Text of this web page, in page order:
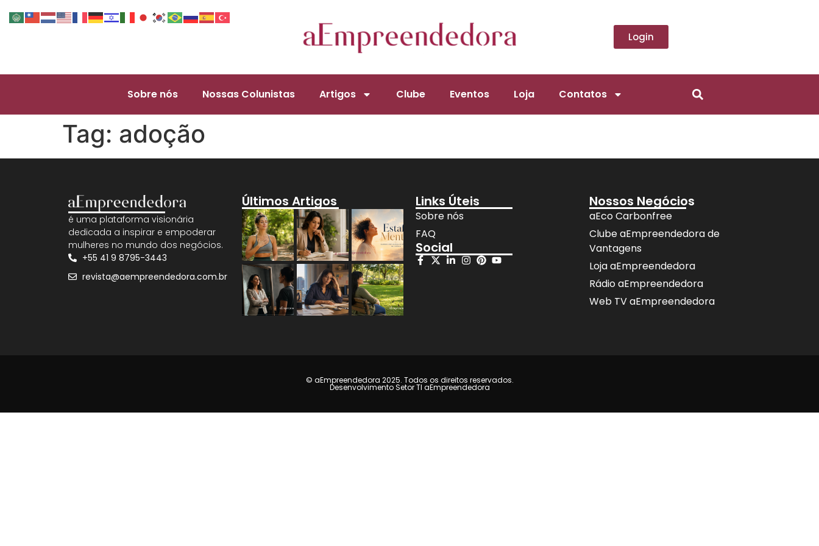
Login
Sobre nós Nossas Colunistas Artigos Clube Eventos Loja Contatos
Tag: adoção
é uma plataforma visionária
dedicada a inspirar e empoderar
mulheres no mundo dos negócios.
+55 41 9 8795-3443
revista@aempreendedora.com.br
Últimos Artigos Links Úteis
Sobre nós
FAQ
Social
Nossos Negócios
aEco Carbonfree
Clube aEmpreendedora de
Vantagens
Loja aEmpreendedora
Rádio aEmpreendedora
Web TV aEmpreendedora
© aEmpreendedora 2025. Todos os direitos reservados.
Desenvolvimento Setor TI aEmpreendedora